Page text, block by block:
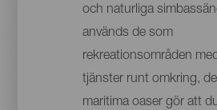
och naturliga
används de som
rekreationsområden
tjänster runt omkring,
maritima oaser gör att